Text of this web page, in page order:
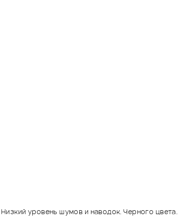
уровень шумов и наводок. Черного цвета.